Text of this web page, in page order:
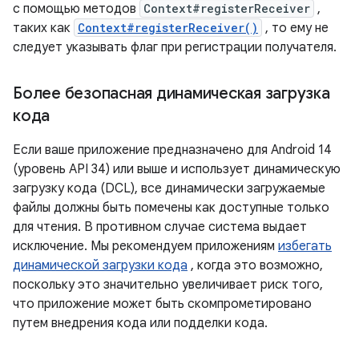
с помощью методов Context#registerReceiver ,
таких как Context#registerReceiver() , то ему не
следует указывать флаг при регистрации получателя.
Более безопасная динамическая загрузка
кода
Если ваше приложение предназначено для Android 14
(уровень API 34) или выше и использует динамическую
загрузку кода (DCL), все динамически загружаемые
файлы должны быть помечены как доступные только
для чтения. В противном случае система выдает
исключение. Мы рекомендуем приложениям избегать
динамической загрузки кода , когда это возможно,
поскольку это значительно увеличивает риск того,
что приложение может быть скомпрометировано
путем внедрения кода или подделки кода.